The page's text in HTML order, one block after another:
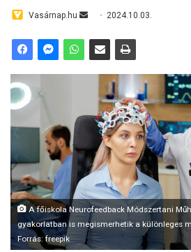
Vasárnap.hu
Send
email
2024.10.03.
A főiskola Neurofeedback Módszertani
gyakorlatban is megismerhetik a különleges
Forrás: freepik